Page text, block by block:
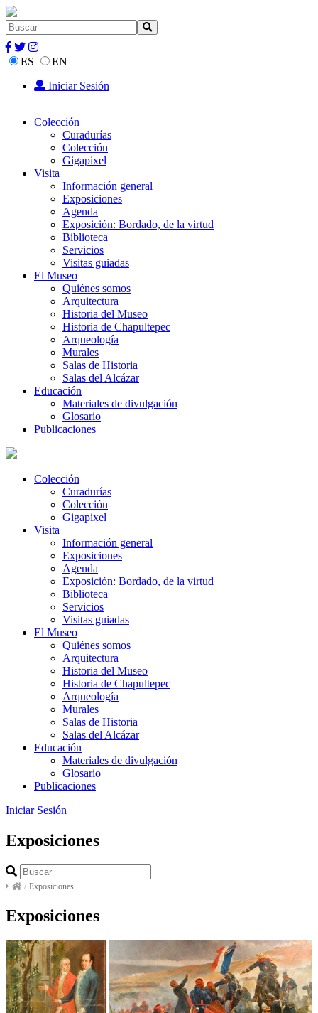
ES
EN
Iniciar Sesión
Colección
Curadurías
Colección
Gigapixel
Visita
Información general
Exposiciones
Agenda
Exposición: Bordado, de la virtud
Biblioteca
Servicios
Visitas guiadas
El Museo
Quiénes somos
Arquitectura
Historia del Museo
Historia de Chapultepec
Arqueología
Murales
Salas de Historia
Salas del Alcázar
Educación
Materiales de divulgación
Glosario
Publicaciones
Colección
Curadurías
Colección
Gigapixel
Visita
Información general
Exposiciones
Agenda
Exposición: Bordado, de la virtud
Biblioteca
Servicios
Visitas guiadas
El Museo
Quiénes somos
Arquitectura
Historia del Museo
Historia de Chapultepec
Arqueología
Murales
Salas de Historia
Salas del Alcázar
Educación
Materiales de divulgación
Glosario
Publicaciones
Iniciar Sesión
Exposiciones
/ Exposiciones
Exposiciones